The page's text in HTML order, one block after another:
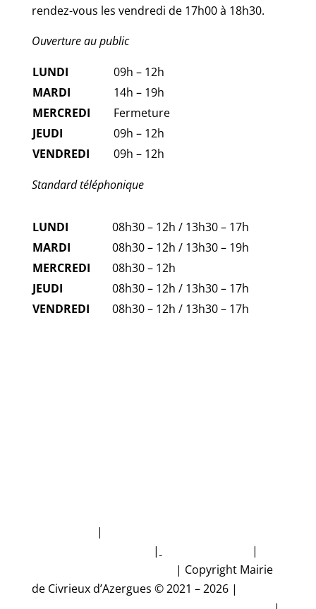
rendez-vous les vendredi de 17h00 à 18h30.
Ouverture au public
LUNDI
09h – 12h
MARDI
14h – 19h
MERCREDI
Fermeture
JEUDI
09h – 12h
VENDREDI
09h – 12h
Standard téléphonique
LUNDI
08h30 – 12h / 13h30 – 17h
MARDI
08h30 – 12h / 13h30 – 19h
MERCREDI
08h30 – 12h
JEUDI
08h30 – 12h / 13h30 – 17h
VENDREDI
08h30 – 12h / 13h30 – 17h
|
|
|
| Copyright Mairie
de Civrieux d’Azergues © 2021 – 2026 |